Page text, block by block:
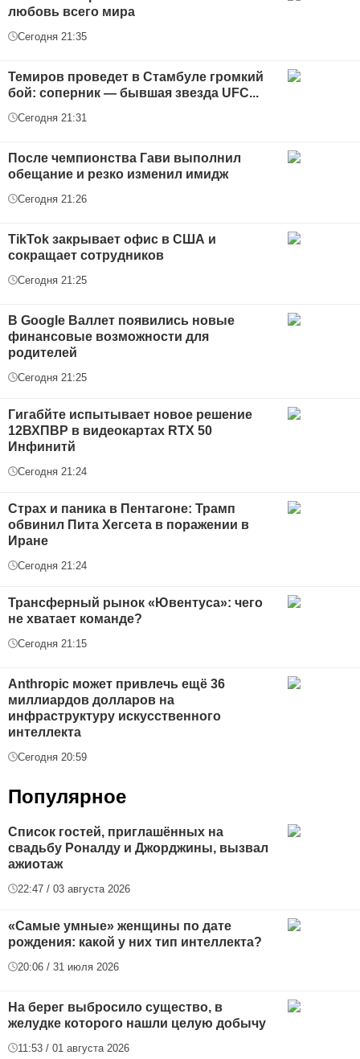
любовь всего мира
Сегодня 21:35
Темиров проведет в Стамбуле громкий
бой: соперник — бывшая звезда UFC...
Сегодня 21:31
После чемпионства Гави выполнил
обещание и резко изменил имидж
Сегодня 21:26
TikTok закрывает офис в США и
сокращает сотрудников
Сегодня 21:25
В Google Валлет появились новые
финансовые возможности для
родителей
Сегодня 21:25
Гигабйте испытывает новое решение
12ВХПВР в видеокартах RTX 50
Инфинитй
Сегодня 21:24
Страх и паника в Пентагоне: Трамп
обвинил Пита Хегсета в поражении в
Иране
Сегодня 21:24
Трансферный рынок «Ювентуса»: чего
не хватает команде?
Сегодня 21:15
Anthropic может привлечь ещё 36
миллиардов долларов на
инфраструктуру искусственного
интеллекта
Сегодня 20:59
Популярное
Список гостей, приглашённых на
свадьбу Роналду и Джорджины, вызвал
ажиотаж
22:47 / 03 августа 2026
«Самые умные» женщины по дате
рождения: какой у них тип интеллекта?
20:06 / 31 июля 2026
На берег выбросило существо, в
желудке которого нашли целую добычу
11:53 / 01 августа 2026